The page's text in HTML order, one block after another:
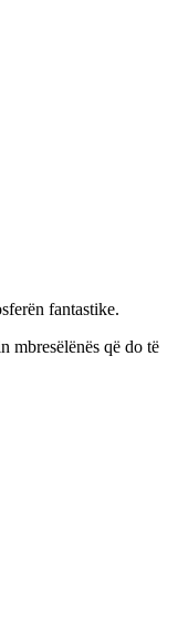
fantastike.
mbresëlënës që do të